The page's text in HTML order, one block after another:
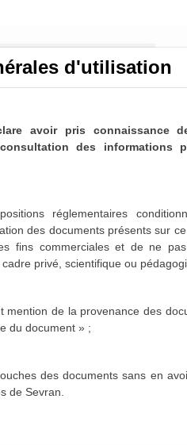
partiellement disponibles
et 1996-2001 sont actuellement
qui viennent.
municipaux de Sevran
d'utilisation
avoir pris connaissance
des informations
réglementaires
des documents présents sur
fins commerciales et de ne
privé, scientifique ou
mention de la provenance des
du document » ;
des documents sans en
de Sevran.